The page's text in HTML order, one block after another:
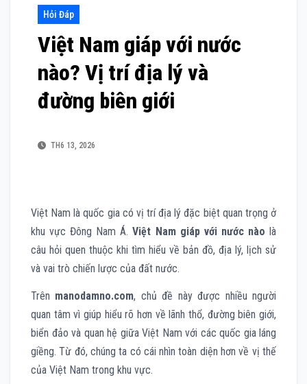
Hỏi Đáp
Việt Nam giáp với nước
nào? Vị trí địa lý và
đường biên giới
TH6 13, 2026
Việt Nam là quốc gia có vị trí địa lý đặc biệt quan trọng ở
khu vực Đông Nam Á.Việt Nam giáp với nước nào là
câu hỏi quen thuộc khi tìm hiểu về bản đồ, địa lý, lịch sử
và vai trò chiến lược của đất nước.
Trên manodamno.com, chủ đề này được nhiều người
quan tâm vì giúp hiểu rõ hơn về lãnh thổ, đường biên giới,
biển đảo và quan hệ giữa Việt Nam với các quốc gia láng
giềng. Từ đó, chúng ta có cái nhìn toàn diện hơn về vị thế
của Việt Nam trong khu vực.